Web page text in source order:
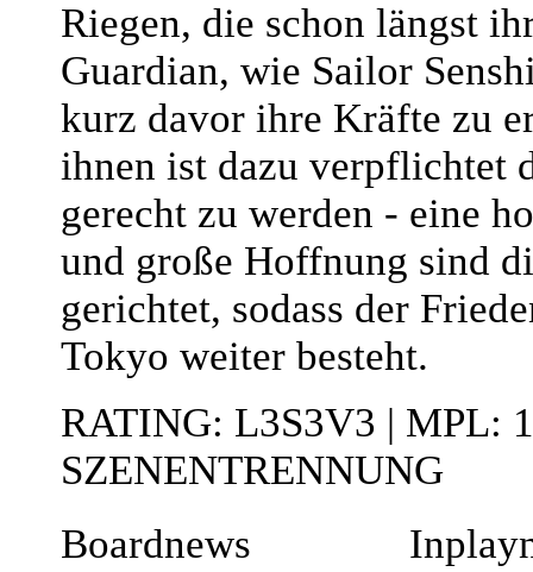
Riegen, die schon längst
Guardian, wie Sailor
kurz davor ihre Kräfte zu
ihnen ist dazu verpflichtet
gerecht zu werden - eine
und große Hoffnung sind
gerichtet, sodass der
Tokyo weiter besteht.
RATING: L3S3V3 | MPL:
SZENENTRENNUNG
Boardnews